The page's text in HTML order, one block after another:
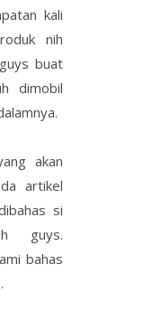
kali
nih
buat
dimobil
akan
artikel
si
guys.
bahas